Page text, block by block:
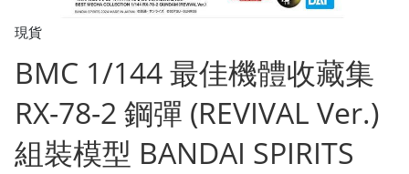
現貨
BMC 1/144 最佳機體收藏集
RX-78-2 鋼彈 (REVIVAL Ver.)
組裝模型 BANDAI SPIRITS